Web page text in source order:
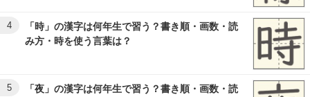
4
「時」の漢字は何年生で習う？書き順・画数・読
み方・時を使う言葉は？
5
「夜」の漢字は何年生で習う？書き順・画数・読